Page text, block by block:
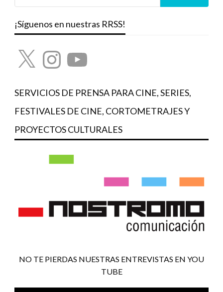
¡Síguenos en nuestras RRSS!
X InstagramYouTube
SERVICIOS DE PRENSA PARA CINE, SERIES,
FESTIVALES DE CINE, CORTOMETRAJES Y
PROYECTOS CULTURALES
NO TE PIERDAS NUESTRAS ENTREVISTAS EN YOU
TUBE